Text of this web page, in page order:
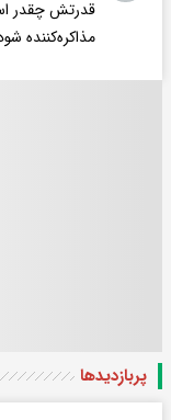
قدرتش چقدر
مذاکره‌کننده
پربازدید‌ها